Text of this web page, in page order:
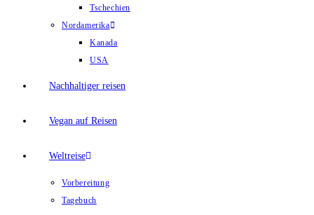
Tschechien
Nordamerika
Kanada
USA
Nachhaltiger reisen
Vegan auf Reisen
Weltreise
Vorbereitung
Tagebuch